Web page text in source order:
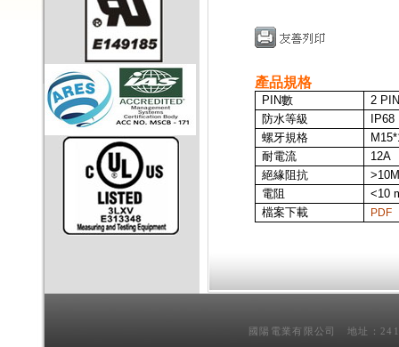
產品規格
PIN數
2
防水等級
IP68
螺牙規格
耐電流
12A
絕緣阻抗
電阻
<10
檔案下載
PDF
國陽電業有限公司 地址：